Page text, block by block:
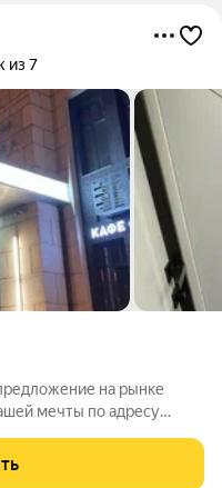
из 7
на рынке
Квартира